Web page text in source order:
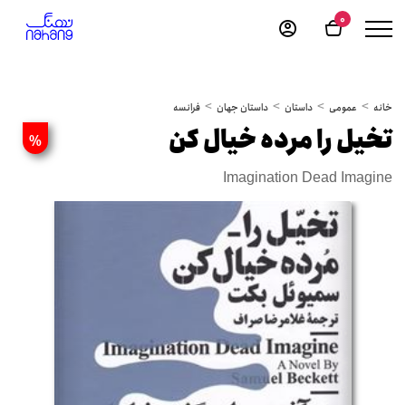
0
خانه عمومی داستان داستان جهان فرانسه
% تخیل را مرده خیال کن
Imagination Dead Imagine